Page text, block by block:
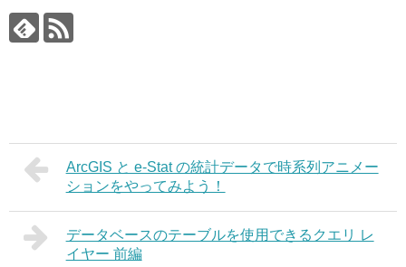
ArcGIS と e-Stat の統計データで時系列アニメー
ションをやってみよう！
データベースのテーブルを使用できるクエリ レ
イヤー 前編